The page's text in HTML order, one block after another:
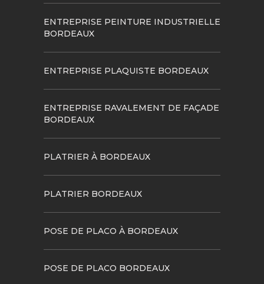
ENTREPRISE PEINTURE INDUSTRIELLE
BORDEAUX
ENTREPRISE PLAQUISTE BORDEAUX
ENTREPRISE RAVALEMENT DE FAÇADE
BORDEAUX
PLATRIER À BORDEAUX
PLATRIER BORDEAUX
POSE DE PLACO À BORDEAUX
POSE DE PLACO BORDEAUX